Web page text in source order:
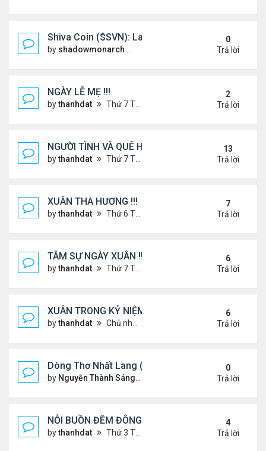
Shiva Coin ($SVN): Launching a Spiritually
by shadowmonarch Thứ 2 Tháng 5 19, 2025 7:01 am
0
Trả lời
NGÀY LỄ MẸ !!!
bythanhdat Thứ 7 Tháng 5 10, 2025 4:21 pm
2
Trả lời
NGƯỜI TÌNH VÀ QUÊ HƯƠNG
bythanhdat Thứ 7 Tháng 7 13, 2024 12:55 pm
13
Trả lời
XUÂN THA HƯƠNG !!!
bythanhdat Thứ 6 Tháng 1 24, 2025 2:26 am
7
Trả lời
TÂM SỰ NGÀY XUÂN !!!
bythanhdat Thứ 7 Tháng 1 25, 2025 10:28 am
6
Trả lời
XUÂN TRONG KỶ NIỆM !!!
bythanhdat Chủ nhật Tháng 1 19, 2025 9:05 am
6
Trả lời
Dòng Thơ Nhất Lang (Nguyễn Thành Sáng) - 1
by Nguyễn Thành Sáng Thứ 6 Tháng 1 24, 2025 9:09
0
Trả lời
NỖI BUỒN ĐÊM ĐÔNG !!!
bythanhdat Thứ 3 Tháng 12 24, 2024 9:44 am
4
Trả lời